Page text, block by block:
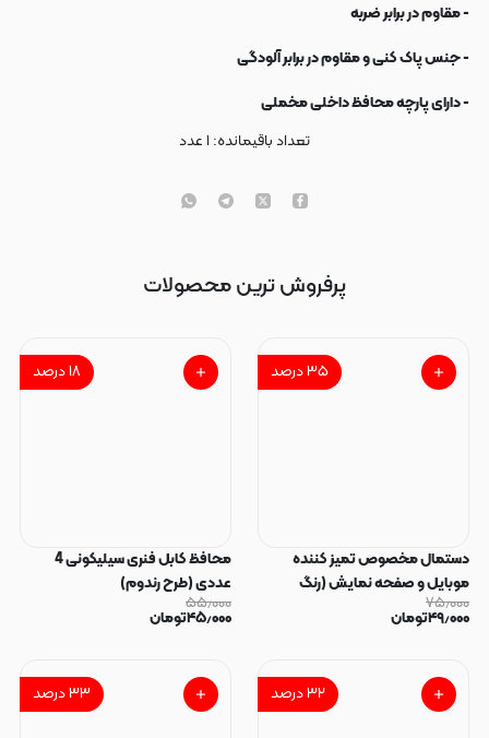
- مقاوم در برابر ضربه
- جنس پاک کنی و مقاوم در برابر آلودگی
- دارای پارچه محافظ داخلی مخملی
تعداد باقیمانده:۱عدد
پرفروش ترین محصولات
۳۵درصد
دستمال مخصوص تمیز کننده
موبایل و صفحه نمایش (رنگ
رندوم)
۷۵٫۰۰۰
۴۹٫۰۰۰تومان
۱۸درصد
محافظ کابل فنری سیلیکونی 4
عددی (طرح رندوم)
۵۵٫۰۰۰
۴۵٫۰۰۰تومان
۳۲درصد ۳۳درصد